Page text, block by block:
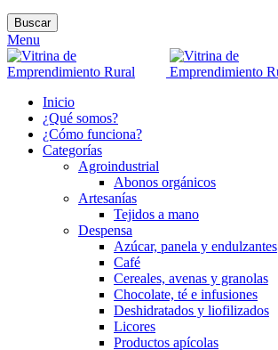
Buscar
Menu
Inicio
¿Qué somos?
¿Cómo funciona?
Categorías
Agroindustrial
Abonos orgánicos
Artesanías
Tejidos a mano
Despensa
Azúcar, panela y endulzantes
Café
Cereales, avenas y granolas
Chocolate, té e infusiones
Deshidratados y liofilizados
Licores
Productos apícolas